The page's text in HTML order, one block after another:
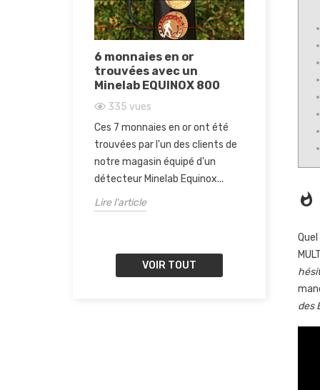
6 monnaies en or
trouvées avec un
Minelab EQUINOX 800
335 vues
Ces 7 monnaies en or ont été
trouvées par l'un des clients de
notre magasin équipé d'un
détecteur Minelab Equinox...
Lire l'article
Dans ce
VOIR TOUT
whatshot
des